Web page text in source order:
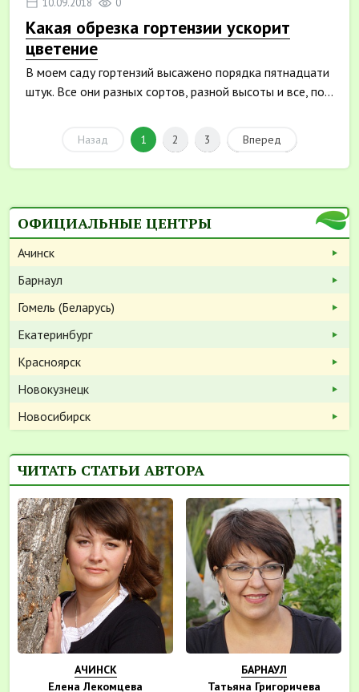
Какая обрезка гортензии ускорит
цветение
В моем саду гортензий высажено порядка пятнадцати
штук. Все они разных сортов, разной высоты и все, по...
Назад 1 2 3 Вперед
ОФИЦИАЛЬНЫЕ ЦЕНТРЫ
Ачинск
Барнаул
Гомель (Беларусь)
Екатеринбург
Красноярск
Новокузнецк
Новосибирск
ЧИТАТЬ СТАТЬИ АВТОРА
АЧИНСК
Елена Лекомцева
БАРНАУЛ
Татьяна Григоричева